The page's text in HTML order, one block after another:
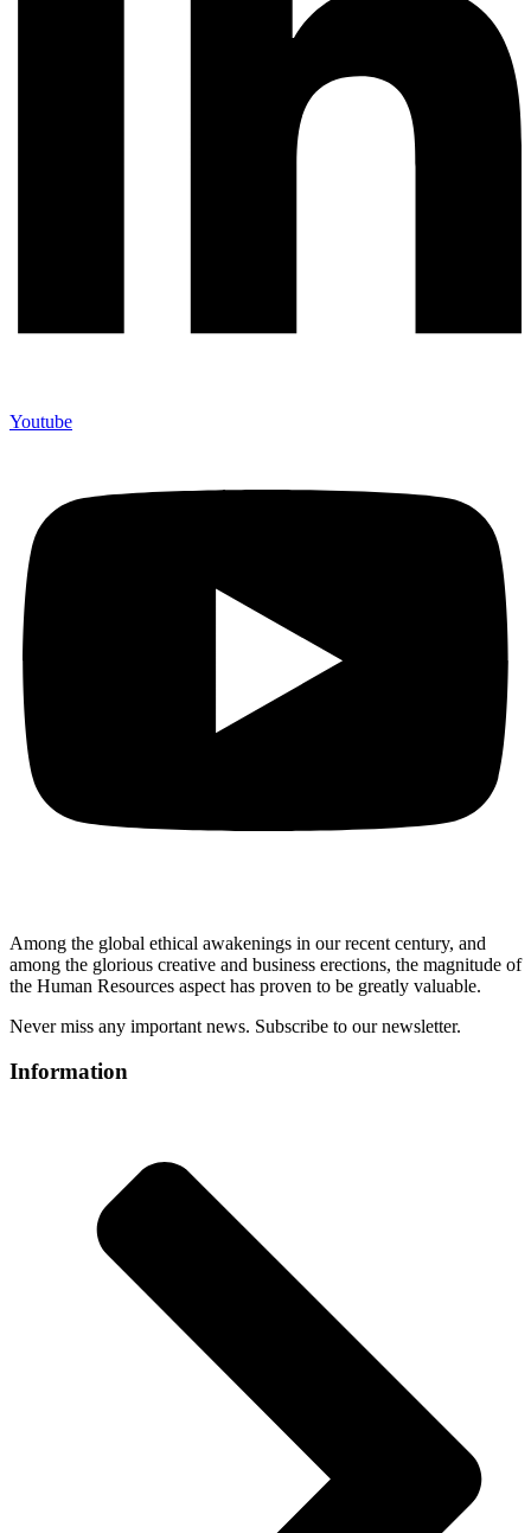
Youtube
Among the global ethical awakenings in our recent century, and
among the glorious creative and business erections, the magnitude of
the Human Resources aspect has proven to be greatly valuable.
Never miss any important news. Subscribe to our newsletter.
Information